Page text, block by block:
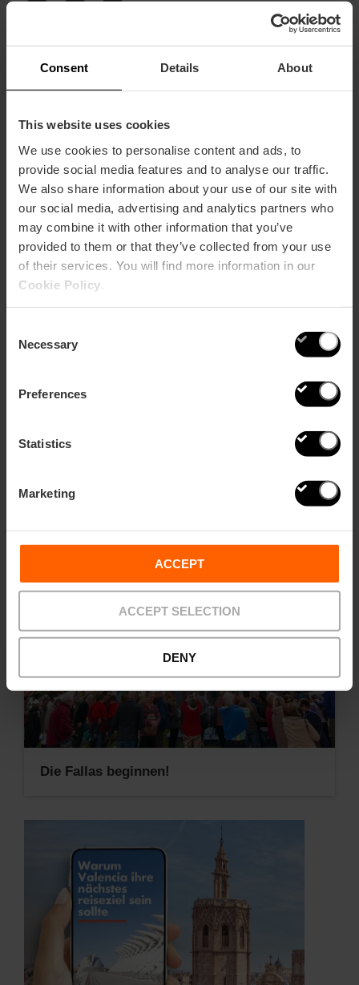
Consent Details About
This website uses cookies
We use cookies to personalise content and ads, to
provide social media features and to analyse our traffic.
We also share information about your use of our site with
our social media, advertising and analytics partners who
may combine it with other information that you’ve
provided to them or that they’ve collected from your use
of their services. You will find more information in our
Cookie Policy
Selection
Necessary
Preferences
Statistics
Marketing
ACCEPT
ACCEPT SELECTION
DENY
Verwandte Themen
Zehn Dinge, die Sie während der Fallas
Die Fallas beginnen!